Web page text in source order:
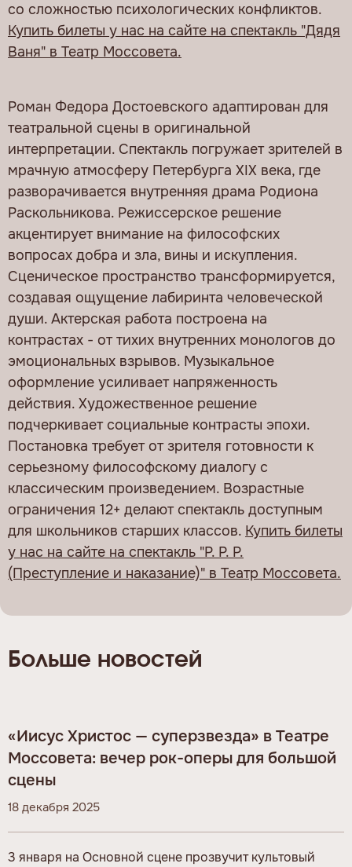
со сложностью психологических конфликтов.
Купить билеты у нас на сайте на спектакль "Дядя
Ваня" в Театр Моссовета.
Роман Федора Достоевского адаптирован для
театральной сцены в оригинальной
интерпретации. Спектакль погружает зрителей в
мрачную атмосферу Петербурга XIX века, где
разворачивается внутренняя драма Родиона
Раскольникова. Режиссерское решение
акцентирует внимание на философских
вопросах добра и зла, вины и искупления.
Сценическое пространство трансформируется,
создавая ощущение лабиринта человеческой
души. Актерская работа построена на
контрастах - от тихих внутренних монологов до
эмоциональных взрывов. Музыкальное
оформление усиливает напряженность
действия. Художественное решение
подчеркивает социальные контрасты эпохи.
Постановка требует от зрителя готовности к
серьезному философскому диалогу с
классическим произведением. Возрастные
ограничения 12+ делают спектакль доступным
для школьников старших классов. Купить билеты
у нас на сайте на спектакль "Р. Р. Р.
(Преступление и наказание)" в Театр Моссовета.
Больше новостей
«Иисус Христос — суперзвезда» в Театре
Моссовета: вечер рок-оперы для большой
сцены
18 декабря 2025
3 января на Основной сцене прозвучит культовый